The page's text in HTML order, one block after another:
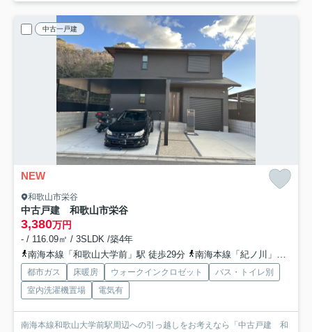
中古一戸建
NEW
和歌山市栄谷
中古戸建 和歌山市栄谷
3,380万円
- / 116.09㎡ / 3SLDK /築4年
南海本線「和歌山大学前」駅 徒歩29分
南海本線「紀ノ川」駅 徒歩43分
都市ガス 床暖房 ウォークインクロゼット
バス・トイレ別
室内洗濯機置場
電気有
南海本線和歌山大学前駅周辺への引っ越しをお考えなら「中古戸建 和